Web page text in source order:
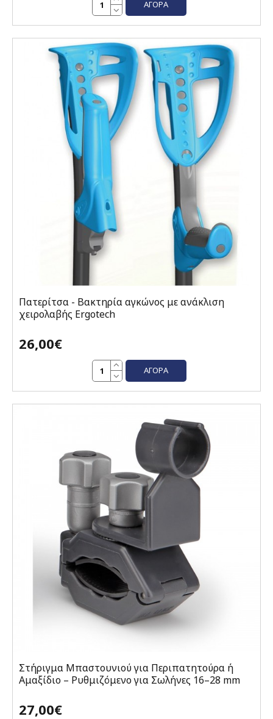
ΑΓΟΡΆ
Πατερίτσα - Βακτηρία αγκώνος με ανάκλιση
χειρολαβής Ergotech
26,00€
ΑΓΟΡΆ
Στήριγμα Μπαστουνιού για Περιπατητούρα ή
Αμαξίδιο – Ρυθμιζόμενο για Σωλήνες 16–28 mm
27,00€